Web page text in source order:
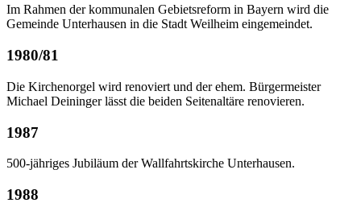
Im Rahmen der kommunalen Gebietsreform in Bayern wird die
Gemeinde Unterhausen in die Stadt Weilheim eingemeindet.
1980/81
Die Kirchenorgel wird renoviert und der ehem. Bürgermeister
Michael Deininger lässt die beiden Seitenaltäre renovieren.
1987
500-jähriges Jubiläum der Wallfahrtskirche Unterhausen.
1988